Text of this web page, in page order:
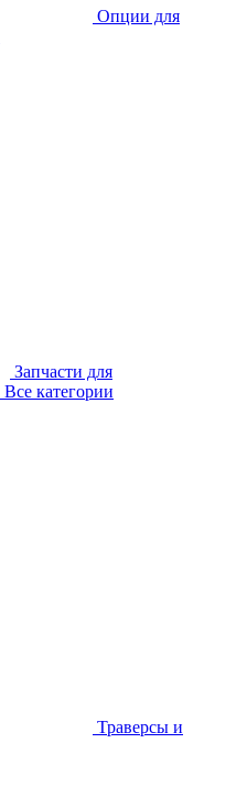
Опции для
Запчасти для
Все категории
Траверсы и